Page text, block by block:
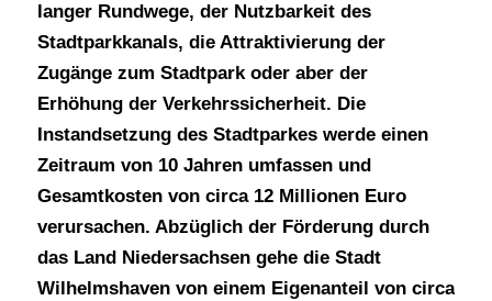
langer Rundwege, der Nutzbarkeit des
Stadtparkkanals, die Attraktivierung der
Zugänge zum Stadtpark oder aber der
Erhöhung der Verkehrssicherheit. Die
Instandsetzung des Stadtparkes werde einen
Zeitraum von 10 Jahren umfassen und
Gesamtkosten von circa 12 Millionen Euro
verursachen. Abzüglich der Förderung durch
das Land Niedersachsen gehe die Stadt
Wilhelmshaven von einem Eigenanteil von circa